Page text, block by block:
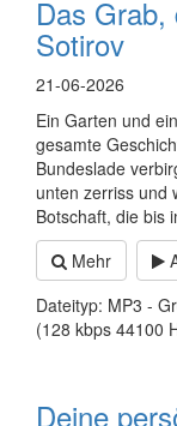
Das Grab,
Sotirov
21-06-2026
Ein Garten und
gesamte
Bundeslade
unten zerriss und
Botschaft, die bis
Mehr
Dateityp: MP3 -
(128 kbps 44100
Deine